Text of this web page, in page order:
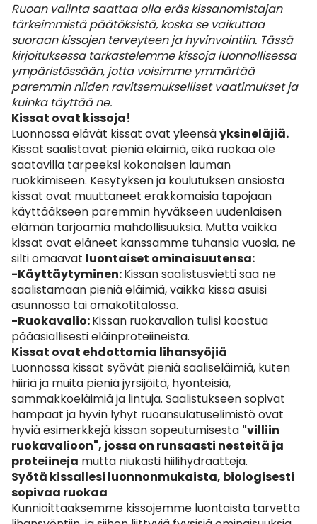
Ruoan valinta saattaa olla eräs kissanomistajan
tärkeimmistä päätöksistä, koska se vaikuttaa
suoraan kissojen terveyteen ja hyvinvointiin. Tässä
kirjoituksessa tarkastelemme kissoja luonnollisessa
ympäristössään, jotta voisimme ymmärtää
paremmin niiden ravitsemukselliset vaatimukset ja
kuinka täyttää ne.
Kissat ovat kissoja!
Luonnossa elävät kissat ovat yleensäyksineläjiä.
Kissat saalistavat pieniä eläimiä, eikä ruokaa ole
saatavilla tarpeeksi kokonaisen lauman
ruokkimiseen. Kesytyksen ja koulutuksen ansiosta
kissat ovat muuttaneet erakkomaisia tapojaan
käyttääkseen paremmin hyväkseen uudenlaisen
elämän tarjoamia mahdollisuuksia. Mutta vaikka
kissat ovat eläneet kanssamme tuhansia vuosia, ne
silti omaavat luontaiset ominaisuutensa:
-Käyttäytyminen:Kissan saalistusvietti saa ne
saalistamaan pieniä eläimiä, vaikka kissa asuisi
asunnossa tai omakotitalossa.
-Ruokavalio:Kissan ruokavalion tulisi koostua
pääasiallisesti eläinproteiineista.
Kissat ovat ehdottomia lihansyöjiä
Luonnossa kissat syövät pieniä saaliseläimiä, kuten
hiiriä ja muita pieniä jyrsijöitä, hyönteisiä,
sammakkoeläimiä ja lintuja. Saalistukseen sopivat
hampaat ja hyvin lyhyt ruoansulatuselimistö ovat
hyviä esimerkkejä kissan sopeutumisesta "villiin
ruokavalioon", jossa on runsaasti nesteitä ja
proteiineja mutta niukasti hiilihydraatteja.
Syötä kissallesi luonnonmukaista, biologisesti
sopivaa ruokaa
Kunnioittaaksemme kissojemme luontaista tarvetta